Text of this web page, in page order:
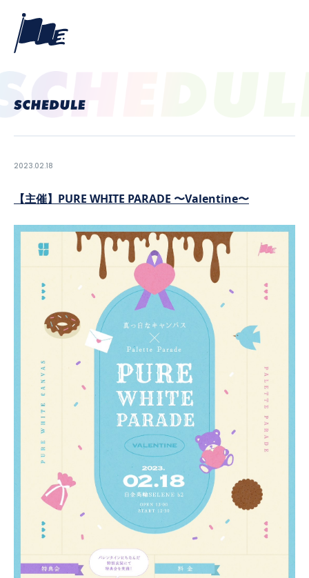
PROFILE
NEWS
2023.02.18
【主催】PURE WHITE PARADE 〜Valentine〜